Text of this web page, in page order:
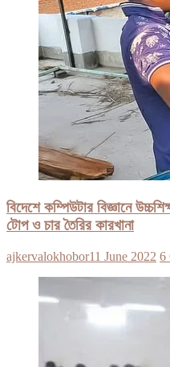
বিদেশে কম্পিউটার বিজ্ঞানে
টোপ ও চার তৈরির কারখানা
ajkervalokhobor11 June 2022 6